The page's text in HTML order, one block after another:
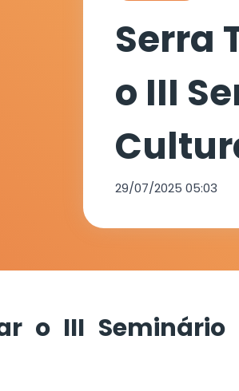
Serra
o III
29/07/2025 05:03
o III Seminário